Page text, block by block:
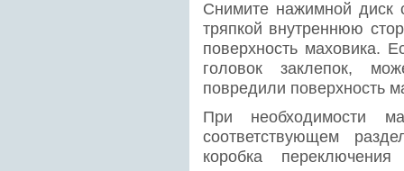
Снимите нажимной диск
тряпкой внутреннюю
поверхность маховика.
головок заклепок,
повредили поверхность
При необходимости
соответствующем
коробка